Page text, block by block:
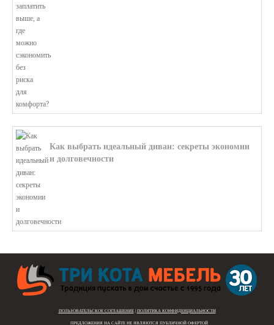
Как выбрать идеальный диван: секреты экономии
и долговечности
ПОЛЬЗОВАТЕЛЬСКОЕ СОГЛАШЕНИЕ| ПОЛИТИКА КОНФИДЕНЦИАЛЬНОСТИ
ПРЕДЛОЖЕНИЯ НА САЙТЕ НЕ ЯВЛЯЮТСЯ ПУБЛИЧНОЙ ОФЕРТОЙ